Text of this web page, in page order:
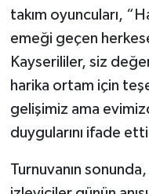
takım oyuncuları,
emeği geçen
Kayserililer, siz
harika ortam için
gelişimiz ama
duygularını ifade
Turnuvanın